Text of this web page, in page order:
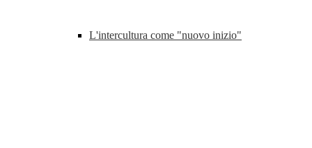
L'intercultura come "nuovo inizio"